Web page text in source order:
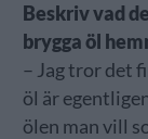
Beskriv vad
brygga öl
– Jag tror det
öl är
ölen man vill